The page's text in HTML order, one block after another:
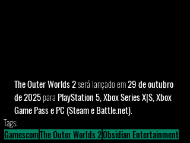
The Outer Worlds 2 será lançado em 29 de outubro
de 2025 para PlayStation 5, Xbox Series X|S, Xbox
Game Pass e PC (Steam e Battle.net).
Tags:
GamescomThe Outer Worlds 2Obsidian Entertainment